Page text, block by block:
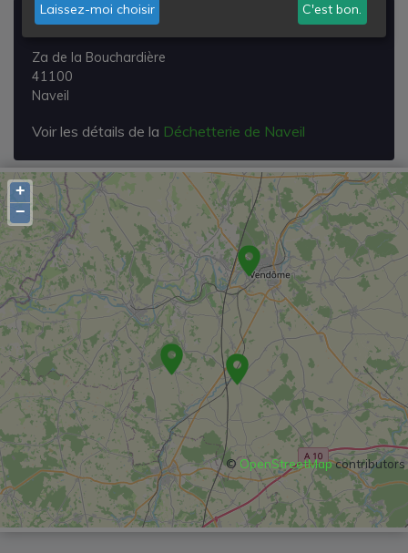
Déchetterie de Naveil
Za de la Bouchardière
41100
Naveil
Voir les détails de la Déchetterie de Naveil
+
−
©OpenStreetMapcontributors
Laissez-moi choisir C'est bon.